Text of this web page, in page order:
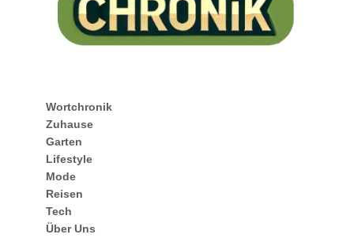
Wortchronik
Zuhause
Garten
Lifestyle
Mode
Reisen
Tech
Über Uns